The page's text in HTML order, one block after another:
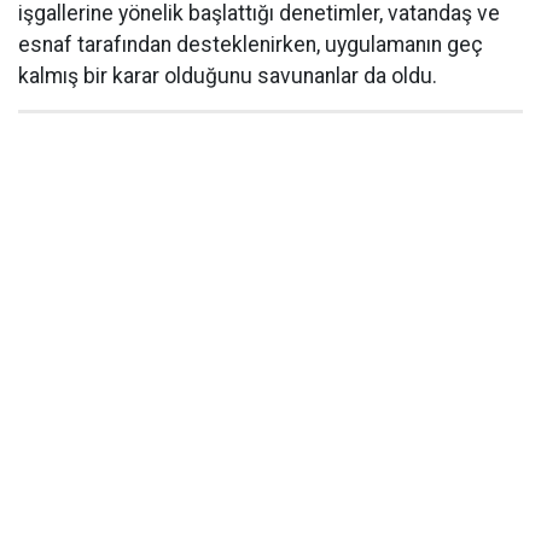
işgallerine yönelik başlattığı denetimler, vatandaş ve
esnaf tarafından desteklenirken, uygulamanın geç
kalmış bir karar olduğunu savunanlar da oldu.